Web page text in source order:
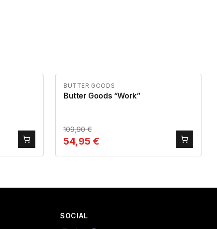
BUTTER GOODS
Butter Goods “Work”
109,90€
54,95 €
SOCIAL